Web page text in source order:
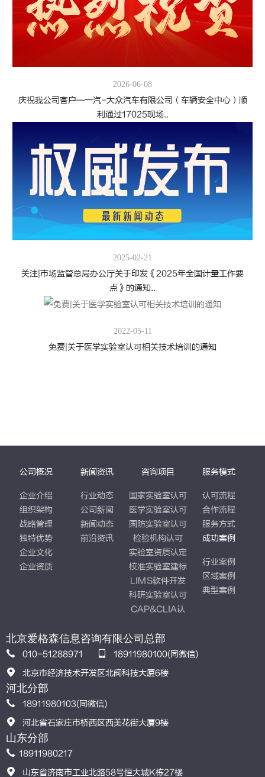
2026-06-08
庆祝我公司客户—一汽-大众汽车有限公司（车辆安全中心）顺
利通过17025现场..
2025-02-21
关注|市场监管总局办公厅关于印发《2025年全国计量工作要
点》的通知..
2022-05-11
免费|关于医学实验室认可相关技术培训的通知
公司概况
企业介绍
组织架构
战略管理
独特优势
企业文化
企业资质
新闻资讯
行业动态
公司新闻
新闻动态
前沿资讯
咨询项目
国家实验室认可
医学实验室认可
国防实验室认可
检验机构认可
实验室资质认定
校准实验室建标
LIMS软件开发
科研实验室认可
CAP&CLIA认
服务模式
认可流程
合作流程
服务方式
成功案例
行业案例
区域案例
典型案例
北京爱格森信息咨询有限公司总部
010-51288971
18911980100(同微信)
北京市经济技术开发区北阀科技大厦6楼
河北分部
18911980103(同微信)
河北省石家庄市桥西区西美花街大厦9楼
山东分部
18911980217
山东省济南市工业北路58号恒大城K栋27楼